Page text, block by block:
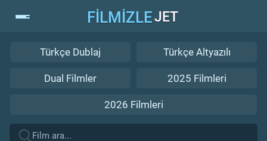
FİLMİZLEJET
Türkçe Dublaj Türkçe Altyazılı
Dual Filmler 2025 Filmleri
2026 Filmleri